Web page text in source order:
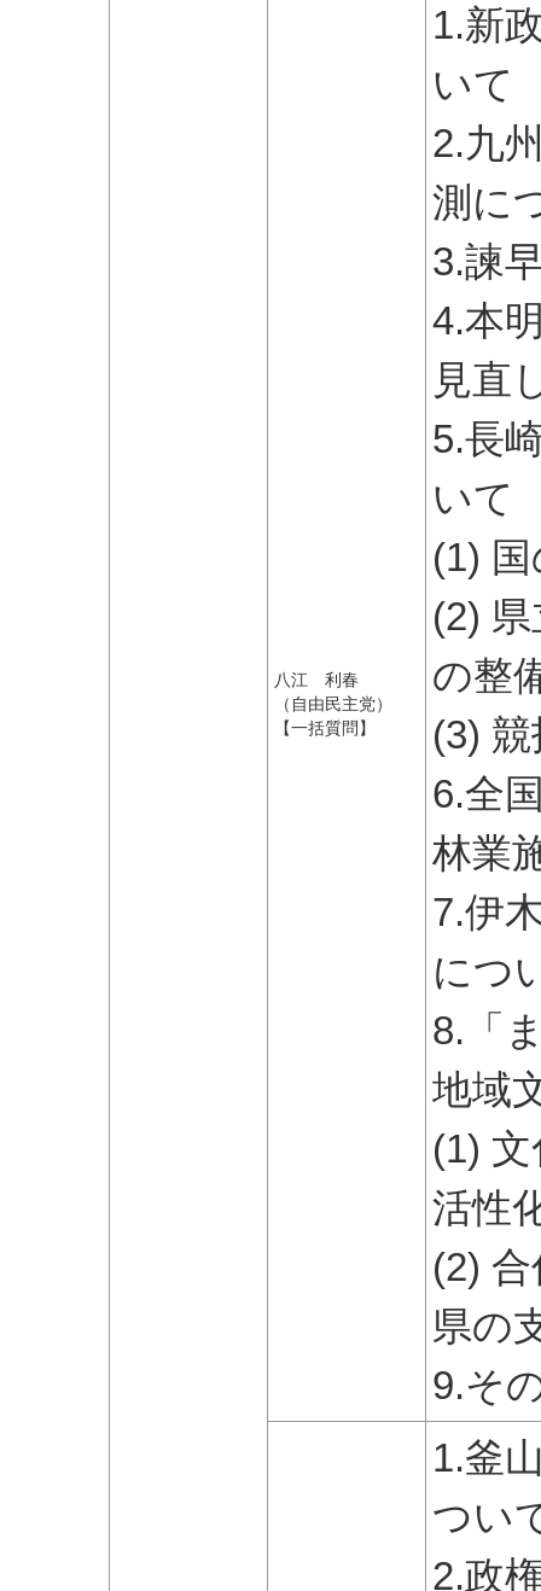
八江 利春
（自由民主党）
【一括質問】
1.新
いて
2.九
測に
3.諫
4.本
見直
5.長
いて
(1)
(2)
の整
(3)
6.全
林業
7.伊
につ
8.「
地域
(1)
活性
(2)
県の
9.そ
1.釜
つい
2.政